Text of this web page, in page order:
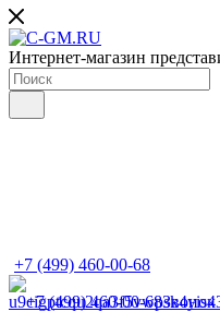
Интернет-магазин
+7 (499) 460-00-68
+7 (499) 460-00-68Звонок